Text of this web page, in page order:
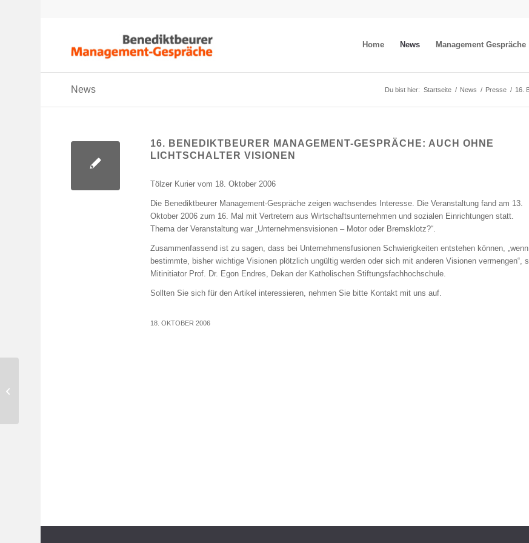
Home News Management Gespräche
News Du bist hier: Startseite / News / Presse / 16.
16. BENEDIKTBEURER MANAGEMENT-GESPRÄCHE: AUCH OHNE
LICHTSCHALTER VISIONEN
Tölzer Kurier vom 18. Oktober 2006
Die Benediktbeurer Management-Gespräche zeigen wachsendes Interesse. Die Veranstaltung fand am 13.
Oktober 2006 zum 16. Mal mit Vertretern aus Wirtschaftsunternehmen und sozialen Einrichtungen statt.
Thema der Veranstaltung war „Unternehmensvisionen – Motor oder Bremsklotz?“.
Zusammenfassend ist zu sagen, dass bei Unternehmensfusionen Schwierigkeiten entstehen können, „wenn
bestimmte, bisher wichtige Visionen plötzlich ungültig werden oder sich mit anderen Visionen vermengen“,
Mitinitiator Prof. Dr. Egon Endres, Dekan der Katholischen Stiftungsfachhochschule.
Sollten Sie sich für den Artikel interessieren, nehmen Sie bitte Kontakt mit uns auf.
18. OKTOBER 2006